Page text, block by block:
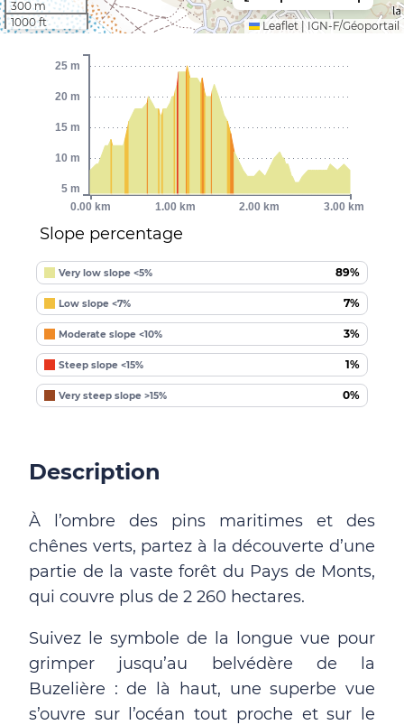
300 m
1000 ft
Leaflet IGN-F/Géoportail
Slope percentage
Very low slope <5% 89%
Low slope <7% 7%
Moderate slope <10% 3%
Steep slope <15% 1%
Very steep slope >15% 0%
0.00 km 1.00 km 2.00 km 3.00 km
5 m
10 m
15 m
20 m
25 m
Description
À l’ombre des pins maritimes et des
chênes verts, partez à la découverte d’une
partie de la vaste forêt du Pays de Monts,
qui couvre plus de 2 260 hectares.
Suivez le symbole de la longue vue pour
grimper jusqu’au belvédère de la
Buzelière : de là haut, une superbe vue
s’ouvre sur l’océan tout proche et sur le